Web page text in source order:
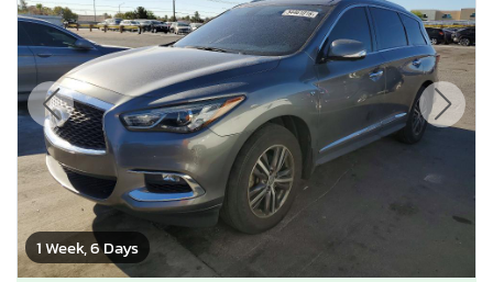
1 Week, 6 Days